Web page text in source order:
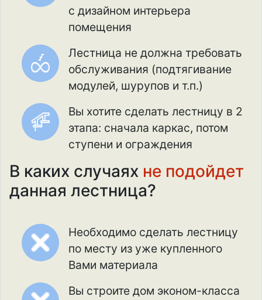
с дизайном интерьера
помещения
Лестница не должна требовать
обслуживания (подтягивание
модулей, шурупов и т.п.)
Вы хотите сделать лестницу в 2
этапа: сначала каркас, потом
ступени и ограждения
В каких случаях не подойдет
данная лестница?
Необходимо сделать лестницу
по месту из уже купленного
Вами материала
Вы строите дом эконом-класса